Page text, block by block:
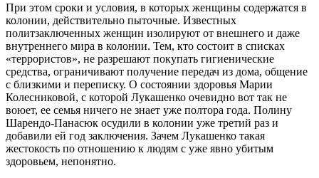
При этом сроки и условия, в которых женщины содержатся в
колонии, действительно пыточные. Известных
политзаключенных женщин изолируют от внешнего и даже
внутреннего мира в колонии. Тем, кто состоит в списках
«террористов», не разрешают покупать гигиенические
средства, ограничивают получение передач из дома, общение
с близкими и переписку. О состоянии здоровья Марии
Колесниковой, с которой Лукашенко очевидно вот так не
воюет, ее семья ничего не знает уже полтора года. Полину
Шарендо-Панасюк осудили в колонии уже третий раз и
добавили ей год заключения. Зачем Лукашенко такая
жестокость по отношению к людям с уже явно убитым
здоровьем, непонятно.